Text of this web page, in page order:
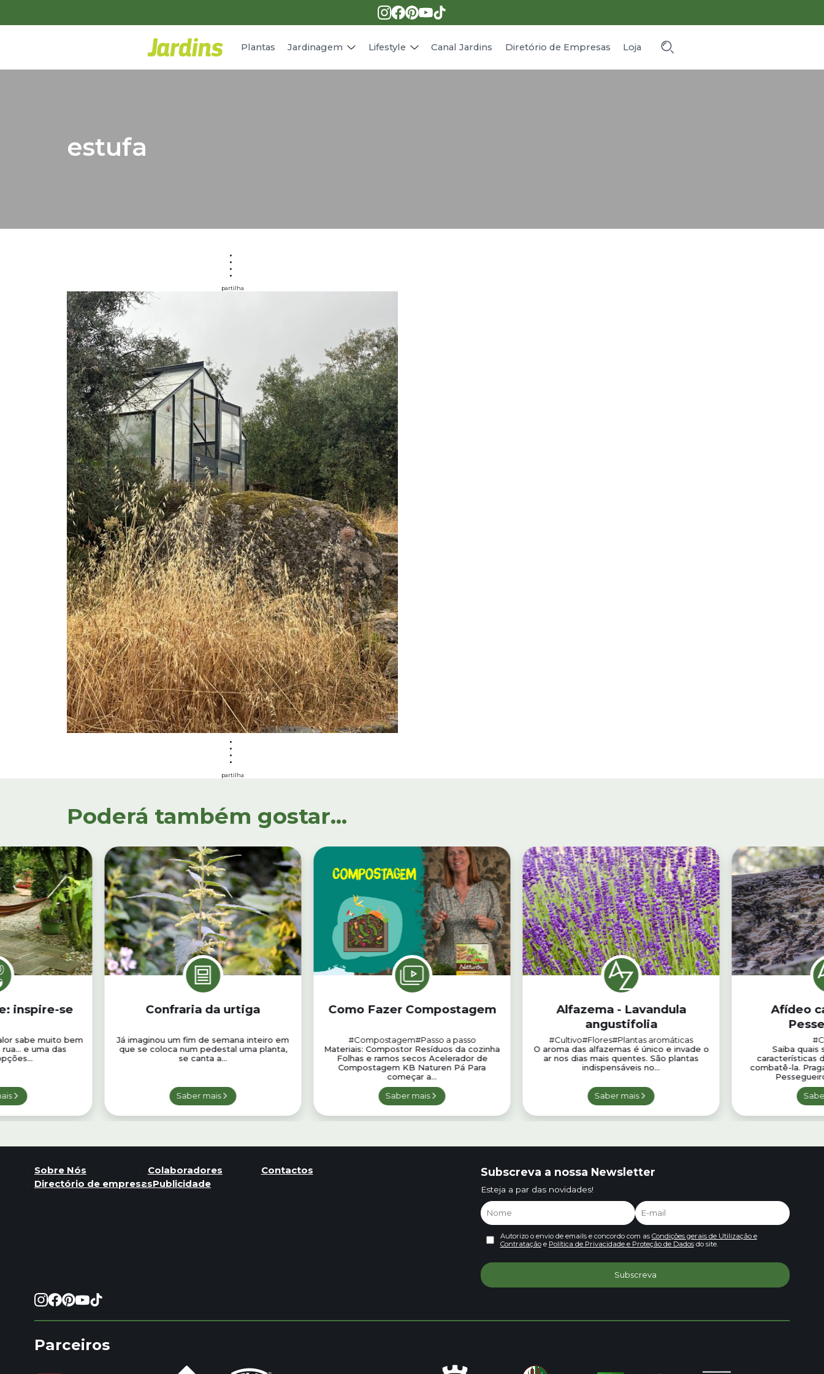
Plantas Jardinagem Lifestyle
Receitas
Canal Jardins Diretório de Empresas Loja
estufa
partilha
partilha
Poderá também gostar...
inspire-se
sabe muito bem
e uma das
Confraria da urtiga
Já imaginou um fim de semana inteiro em
que se coloca num pedestal uma planta,
se canta a...
Saber mais
Como Fazer Compostagem
#Compostagem#Passo a passo
Materiais: Compostor Resíduos da cozinha
Folhas e ramos secos Acelerador de
Compostagem KB Naturen Pá Para
começar a...
Saber mais
Alfazema - Lavandula
angustifolia
#Cultivo#Flores#Plantas aromáticas
O aroma das alfazemas é único e invade o
ar nos dias mais quentes. São plantas
indispensáveis no...
Saber mais
Afídeo
Saiba quais
características
combatê-la.
Sobre Nós Colaboradores
Contactos
Directório de empresasPublicidade
Subscreva a nossa Newsletter
Esteja a par das novidades!
Autorizo o envio de emails e concordo com as Condições gerais de Utilização e
Contrataçãoe Política de Privacidade e Proteção de Dadosdo site.
Parceiros